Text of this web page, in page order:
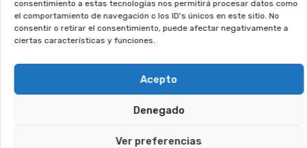
consentimiento a estas tecnologías nos permitirá procesar datos como
el comportamiento de navegación o los ID's únicos en este sitio. No
consentir o retirar el consentimiento, puede afectar negativamente a
ciertas características y funciones.
Acepto
Denegado
Ver preferencias
Desde la Asociación Afeban
ayudamos a los afectados a
recuperar su dinero.